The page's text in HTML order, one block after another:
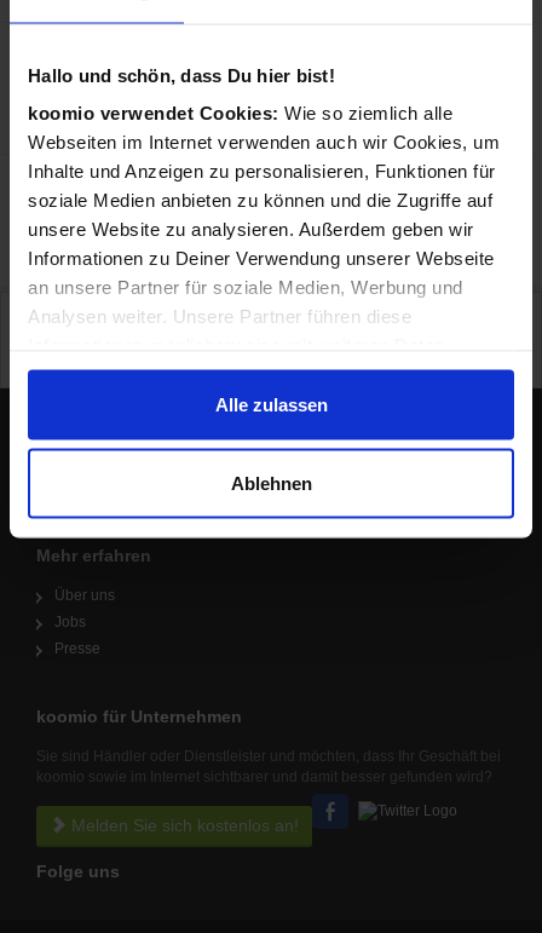
Hallo und schön, dass Du hier bist!
koomio verwendet Cookies: Wie so ziemlich alle
Webseiten im Internet verwenden auch wir Cookies, um
Inhalte und Anzeigen zu personalisieren, Funktionen für
soziale Medien anbieten zu können und die Zugriffe auf
unsere Website zu analysieren. Außerdem geben wir
Informationen zu Deiner Verwendung unserer Webseite
an unsere Partner für soziale Medien, Werbung und
Analysen weiter. Unsere Partner führen diese
zusammen, die Du ihnen bereitgestellt hast oder die sie
im Rahmen Deiner Nutzung der Dienste gesammelt
haben.
Alle zulassen
Ablehnen
in Waffeleisen
Preis:69,99 €
« 1 «
Preisangaben in Euro inkl. Mwst., pro Stück wo nicht anders beschrieben. Preise ggf.
zzgl. Versand. Irrtümer und techn. Änderungen vorbehalten. Abbildungen ähnlich.
Mehr erfahren
Über uns
Jobs
Presse
koomio für Unternehmen
Sie sind Händler oder Dienstleister und möchten, dass Ihr Geschäft bei
koomio sowie im Internet sichtbarer und damit besser gefunden wird?
Melden Sie sich kostenlos an!
Folge uns